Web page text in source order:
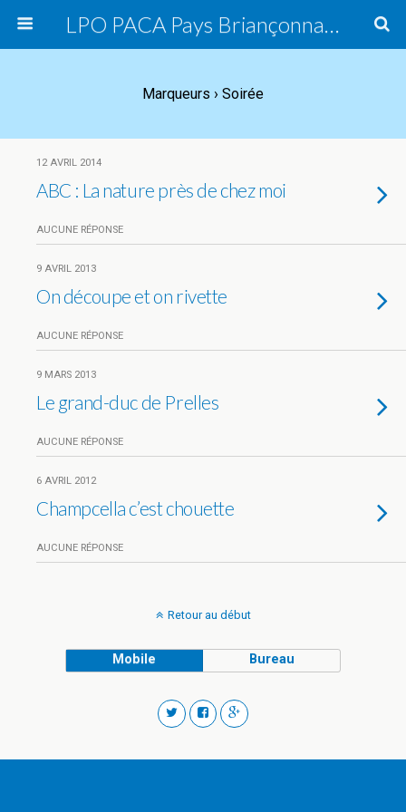
LPO PACA Pays Briançonnais, groupe local
Marqueurs › Soirée
12 AVRIL 2014
ABC : La nature près de chez moi
AUCUNE RÉPONSE
9 AVRIL 2013
On découpe et on rivette
AUCUNE RÉPONSE
9 MARS 2013
Le grand-duc de Prelles
AUCUNE RÉPONSE
6 AVRIL 2012
Champcella c’est chouette
AUCUNE RÉPONSE
Retour au début
Mobile Bureau